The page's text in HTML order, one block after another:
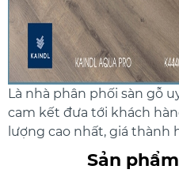
Là nhà phân phối sàn gỗ
cam kết đưa tới khách
lượng cao nhất, giá thành
Sản